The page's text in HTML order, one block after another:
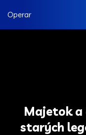
Operar
Majetok
starých